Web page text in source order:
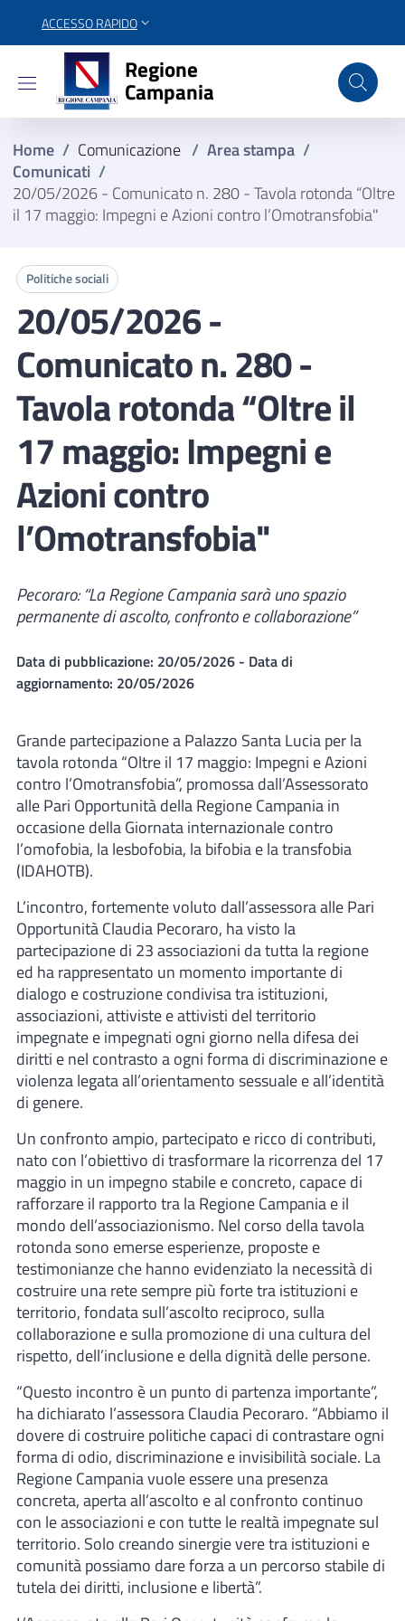
ACCESSO RAPIDO
Regione Campania
Regione
Campania
Home / Comunicazione / Area stampa /
Comunicati /
20/05/2026 - Comunicato n. 280 - Tavola rotonda “Oltre
il 17 maggio: Impegni e Azioni contro l’Omotransfobia"
Politiche sociali
20/05/2026 -
Comunicato n. 280 -
Tavola rotonda “Oltre il
17 maggio: Impegni e
Azioni contro
l’Omotransfobia"
Pecoraro: “La Regione Campania sarà uno spazio
permanente di ascolto, confronto e collaborazione”
Data di pubblicazione: 20/05/2026 - Data di
aggiornamento: 20/05/2026
Grande partecipazione a Palazzo Santa Lucia per la
tavola rotonda “Oltre il 17 maggio: Impegni e Azioni
contro l’Omotransfobia”, promossa dall’Assessorato
alle Pari Opportunità della Regione Campania in
occasione della Giornata internazionale contro
l’omofobia, la lesbofobia, la bifobia e la transfobia
(IDAHOTB).
L’incontro, fortemente voluto dall’assessora alle Pari
Opportunità Claudia Pecoraro, ha visto la
partecipazione di 23 associazioni da tutta la regione
ed ha rappresentato un momento importante di
dialogo e costruzione condivisa tra istituzioni,
associazioni, attiviste e attivisti del territorio
impegnate e impegnati ogni giorno nella difesa dei
diritti e nel contrasto a ogni forma di discriminazione e
violenza legata all’orientamento sessuale e all’identità
di genere.
Un confronto ampio, partecipato e ricco di contributi,
nato con l’obiettivo di trasformare la ricorrenza del 17
maggio in un impegno stabile e concreto, capace di
rafforzare il rapporto tra la Regione Campania e il
mondo dell’associazionismo. Nel corso della tavola
rotonda sono emerse esperienze, proposte e
testimonianze che hanno evidenziato la necessità di
costruire una rete sempre più forte tra istituzioni e
territorio, fondata sull’ascolto reciproco, sulla
collaborazione e sulla promozione di una cultura del
rispetto, dell’inclusione e della dignità delle persone.
“Questo incontro è un punto di partenza importante”,
ha dichiarato l’assessora Claudia Pecoraro. “Abbiamo il
dovere di costruire politiche capaci di contrastare ogni
forma di odio, discriminazione e invisibilità sociale. La
Regione Campania vuole essere una presenza
concreta, aperta all’ascolto e al confronto continuo
con le associazioni e con tutte le realtà impegnate sul
territorio. Solo creando sinergie vere tra istituzioni e
comunità possiamo dare forza a un percorso stabile di
tutela dei diritti, inclusione e libertà”.